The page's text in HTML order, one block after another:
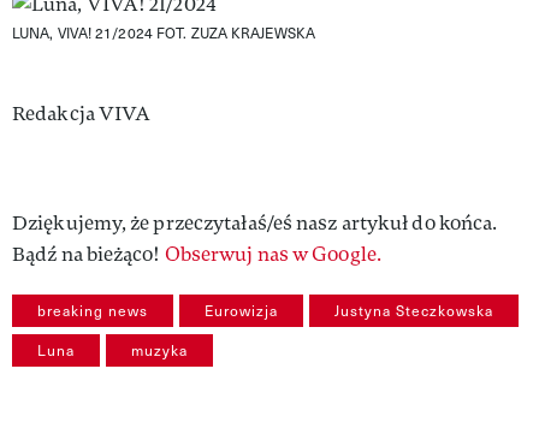
LUNA, VIVA! 21/2024 FOT. ZUZA KRAJEWSKA
Authors
Redakcja VIVA
Dziękujemy, że przeczytałaś/eś nasz artykuł do końca.
Bądź na bieżąco! Obserwuj nas w Google.
breaking news Eurowizja Justyna Steczkowska
Luna muzyka